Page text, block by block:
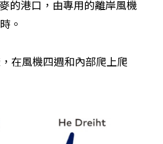
的港口，由專用的離岸風機
。
在風機四週和內部爬上爬